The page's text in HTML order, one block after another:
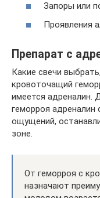
Запоры или
Проявления
Препарат с
Какие свечи
кровоточащий
имеется адреналин.
геморроя
ощущений,
зоне.
От геморроя с
назначают